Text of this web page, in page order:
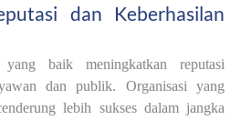
dan Keberhasilan
baik meningkatkan reputasi
dan publik. Organisasi yang
lebih sukses dalam jangka